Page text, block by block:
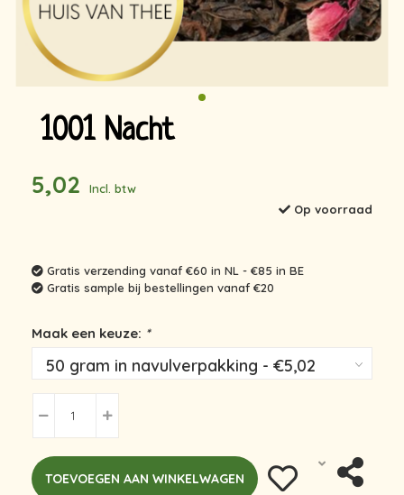
1001 Nacht
5,02
Incl. btw
Op voorraad
Gratis verzending vanaf €60 in NL - €85 in BE
Gratis sample bij bestellingen vanaf €20
Maak een keuze: *
TOEVOEGEN AAN WINKELWAGEN